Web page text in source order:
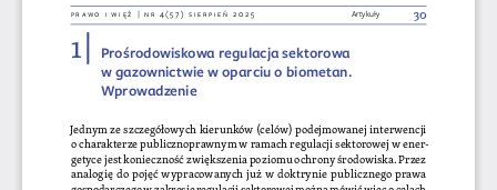
Artykuły
prawo i więź | nr 4(57) sierpień 2025 30
1 |
Prośrodowiskowa regulacja sektorowa
w gazownictwie w oparciu o biometan.
Wprowadzenie
Jednym ze szczegółowych kierunków (celów) podejmowanej interwencji
o charakterze publicznoprawnym w ramach regulacji sektorowej w ener-
getyce jest konieczność zwiększenia poziomu ochrony środowiska. Przez
analogię do pojęć wypracowanych już w doktrynie publicznego prawa
gospodarczego w zakresie regulacji sektorowej można mówić więc o celach